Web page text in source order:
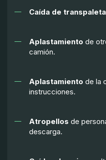
Caída de transpaleta
Aplastamiento de
camión.
Aplastamiento de la
instrucciones.
Atropellos de
descarga.